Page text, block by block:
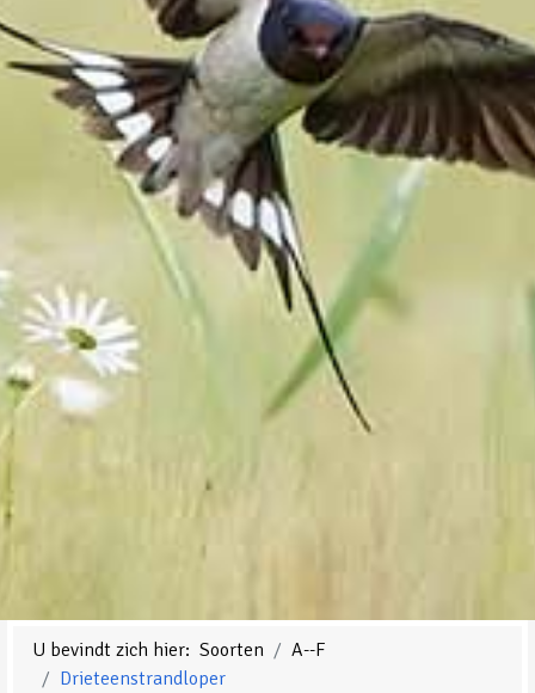
U bevindt zich hier:Soorten
A--F
Drieteenstrandloper